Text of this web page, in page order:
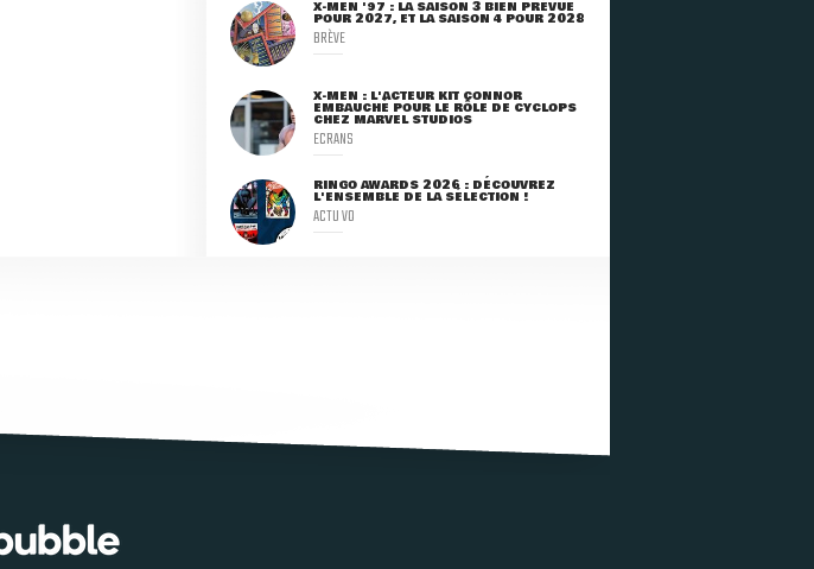
X-MEN '97 : LA SAISON 3 BIEN PRÉVUE
POUR 2027, ET LA SAISON 4 POUR 2028
BRÈVE
X-MEN : L'ACTEUR KIT CONNOR
EMBAUCHÉ POUR LE RÔLE DE CYCLOPS
CHEZ MARVEL STUDIOS
ECRANS
RINGO AWARDS 2026 : DÉCOUVREZ
L'ENSEMBLE DE LA SÉLECTION !
ACTU VO